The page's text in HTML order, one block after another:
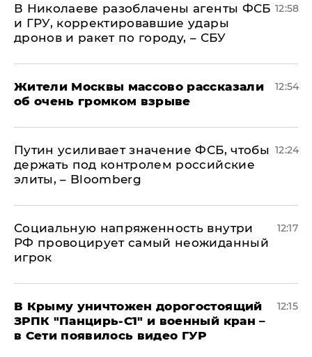
В Николаеве разоблачены агенты ФСБ
и ГРУ, корректировавшие удары
дронов и ракет по городу, – СБУ
12:58
Жители Москвы массово рассказали
об очень громком взрыве
12:54
Путин усиливает значение ФСБ, чтобы
держать под контролем российские
элиты, – Bloomberg
12:24
Социальную напряженность внутри
РФ провоцирует самый неожиданный
игрок
12:17
В Крыму уничтожен дорогостоящий
ЗРПК "Панцирь-С1" и военный кран –
в Сети появилось видео ГУР
12:15